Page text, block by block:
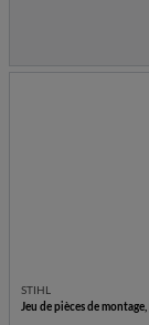
STIHL
Jeu de pièces de